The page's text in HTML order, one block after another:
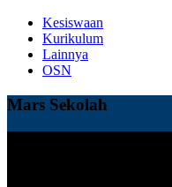
Kesiswaan
Kurikulum
Lainnya
OSN
Mars Sekolah